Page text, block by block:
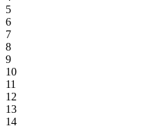
5
6
7
8
9
10
11
12
13
14